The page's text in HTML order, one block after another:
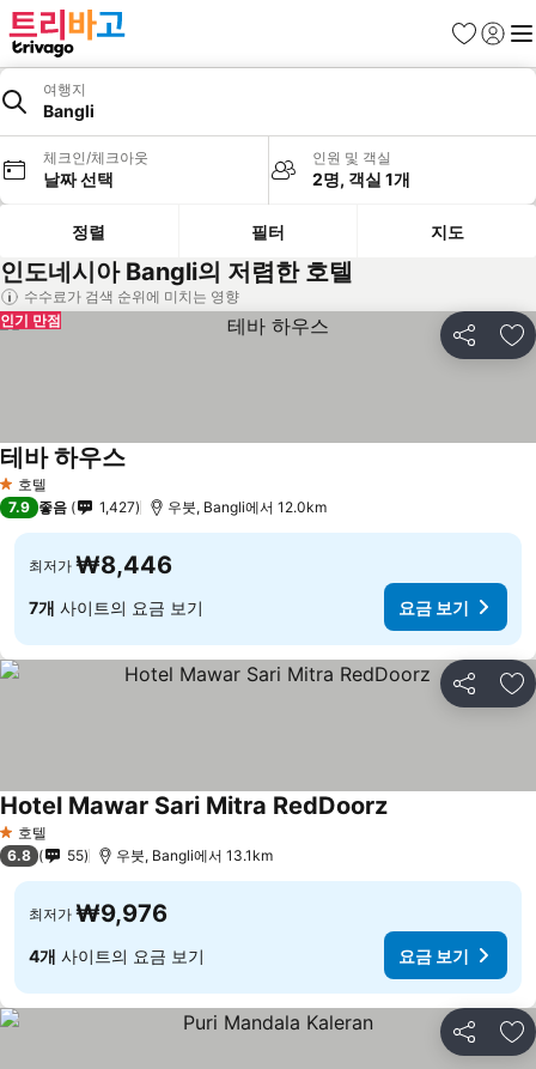
즐겨찾기
로그인
메
여행지
Bangli
체크인/체크아웃
날짜 선택
인원 및 객실
2명, 객실 1개
정렬 필터 지도
인도네시아 Bangli의 저렴한 호텔
수수료가 검색 순위에 미치는 영향
공유 즐
인기 만점
1 성급
호텔
테바 하우스
7.9 좋음 1,427 우붓, Bangli에서 12.0km
최저가 ₩8,446
7개 사이트의 요금 보기 요금 보기
공유 즐
1 성급
호텔
Hotel Mawar Sari Mitra RedDoorz
6.8 55 우붓, Bangli에서 13.1km
최저가 ₩9,976
4개 사이트의 요금 보기 요금 보기
공유 즐